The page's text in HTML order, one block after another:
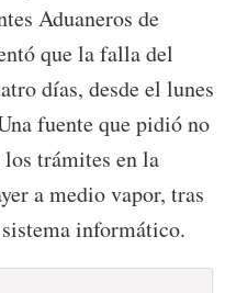
Aduaneros de
que la falla del
días, desde el lunes
fuente que pidió no
trámites en la
a medio vapor, tras
informático.